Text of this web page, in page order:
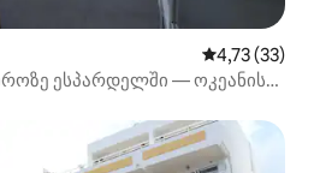
საშუალო
4,73 (33)
ესპარდელში — ოკეანის